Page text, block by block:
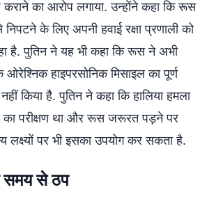
का आरोप लगाया. उन्होंने कहा कि रूस
के लिए अपनी हवाई रक्षा प्रणाली को
है. पुतिन ने यह भी कहा कि रूस ने अभी
हाइपरसोनिक मिसाइल का पूर्ण
किया है. पुतिन ने कहा कि हालिया हमला
का परीक्षण था और रूस जरूरत पड़ने पर
लक्ष्यों पर भी इसका उपयोग कर सकता है.
समय से ठप